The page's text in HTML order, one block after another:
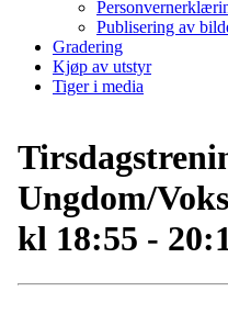
Publisering av
Gradering
Kjøp av utstyr
Tiger i media
Ungdom/
kl 18:55 -